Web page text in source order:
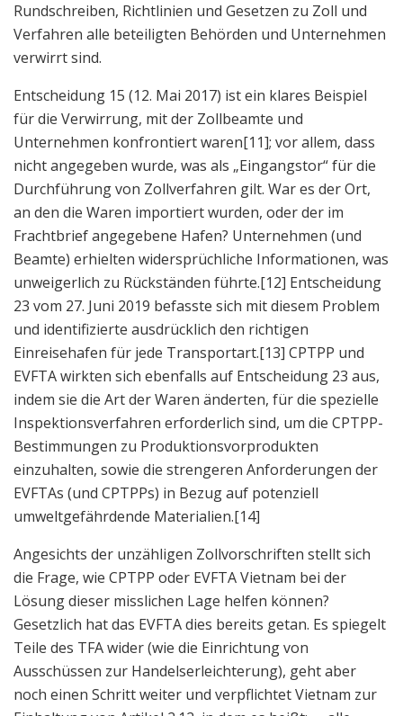
Rundschreiben, Richtlinien und Gesetzen zu Zoll und
Verfahren alle beteiligten Behörden und Unternehmen
verwirrt sind.
Entscheidung 15 (12. Mai 2017) ist ein klares Beispiel
für die Verwirrung, mit der Zollbeamte und
Unternehmen konfrontiert waren[11]; vor allem, dass
nicht angegeben wurde, was als „Eingangstor“ für die
Durchführung von Zollverfahren gilt. War es der Ort,
an den die Waren importiert wurden, oder der im
Frachtbrief angegebene Hafen? Unternehmen (und
Beamte) erhielten widersprüchliche Informationen, was
unweigerlich zu Rückständen führte.[12] Entscheidung
23 vom 27. Juni 2019 befasste sich mit diesem Problem
und identifizierte ausdrücklich den richtigen
Einreisehafen für jede Transportart.[13] CPTPP und
EVFTA wirkten sich ebenfalls auf Entscheidung 23 aus,
indem sie die Art der Waren änderten, für die spezielle
Inspektionsverfahren erforderlich sind, um die CPTPP-
Bestimmungen zu Produktionsvorprodukten
einzuhalten, sowie die strengeren Anforderungen der
EVFTAs (und CPTPPs) in Bezug auf potenziell
umweltgefährdende Materialien.[14]
Angesichts der unzähligen Zollvorschriften stellt sich
die Frage, wie CPTPP oder EVFTA Vietnam bei der
Lösung dieser misslichen Lage helfen können?
Gesetzlich hat das EVFTA dies bereits getan. Es spiegelt
Teile des TFA wider (wie die Einrichtung von
Ausschüssen zur Handelserleichterung), geht aber
noch einen Schritt weiter und verpflichtet Vietnam zur